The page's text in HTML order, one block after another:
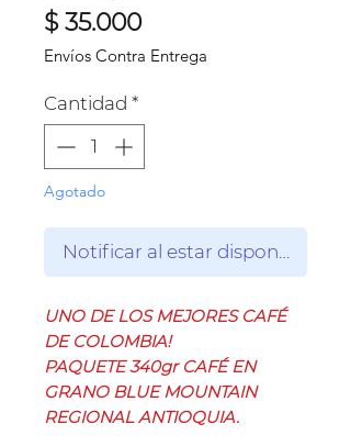
$ 35.000Precio
Envíos Contra Entrega
Cantidad *
Agotado
Notificar al estar disponible
UNO DE LOS MEJORES CAFÉ
DE COLOMBIA!
PAQUETE 340gr CAFÉ EN
GRANO BLUE MOUNTAIN
REGIONAL ANTIOQUIA.